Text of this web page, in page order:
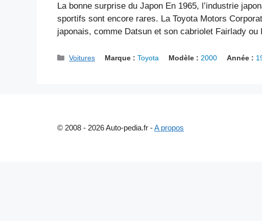
La bonne surprise du Japon En 1965, l’industrie
sportifs sont encore rares. La Toyota Motors
japonais, comme Datsun et son cabriolet Fairlady
Catégories
Voitures Marque : Toyota Modèle : 2000 Année :
© 2008 - 2026 Auto-pedia.fr -A propos